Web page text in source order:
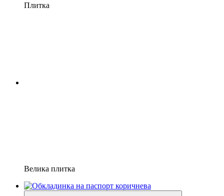
Плитка
Велика плитка